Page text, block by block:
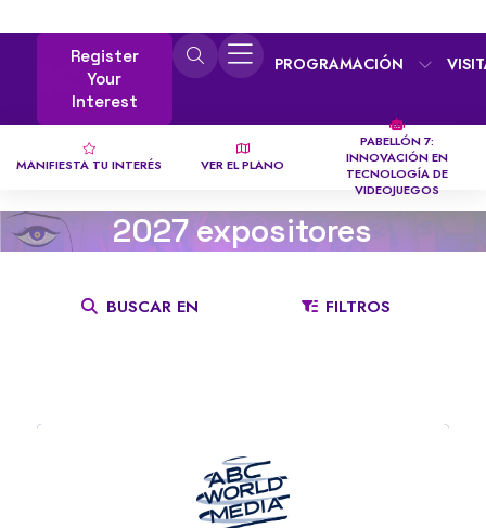
Register
Your
Interest
PROGRAMACIÓN
MANIFIESTA TU INTERÉS VER EL PLANO
PABELLÓN 7:
INNOVACIÓN EN
TECNOLOGÍA DE
VIDEOJUEGOS
2027 expositores
BUSCAR EN FILTROS